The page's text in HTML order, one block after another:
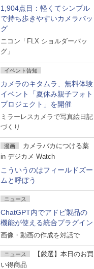
1,904点目：軽くてシンプル
で持ち歩きやすいカメラバッ
グ
ニコン「FLX ショルダーバッ
グ」
イベント告知
カメラのキタムラ、無料体験
イベント「夏休み親子フォト
プロジェクト」を開催
ミラーレスカメラで写真絵日記
づくり
漫画
カメラバカにつける薬
in デジカメ Watch
こういうのはフィールドズー
ムと呼ぼう
ニュース
ChatGPT内でアドビ製品の
機能が使える統合プラグイン
画像・動画の作成を対話で
ニュース
【厳選】本日のお買
い得商品